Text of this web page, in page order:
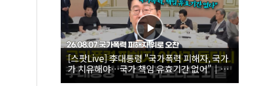
[스팟Live] 李대통령 "국가폭력 피해자, 국가
가 치유해야…국가 책임 유효기간 없어"｜
26.08.07 국가폭력 피해자 위로 오찬